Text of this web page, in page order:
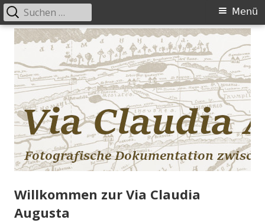
Springe
Inhalt
Primäres
Menü
Menü
Suchen
nach:
Willkommen zur Via Claudia
Augusta